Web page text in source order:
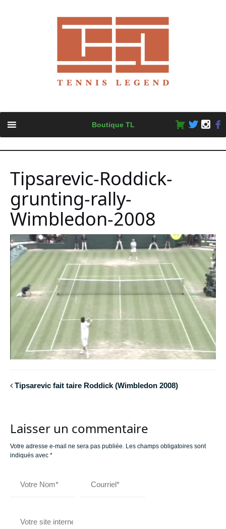
content
Boutique TL
Tipsarevic-Roddick-
grunting-rally-
Wimbledon-2008
Tipsarevic fait taire Roddick (Wimbledon 2008)
Laisser un commentaire
Votre adresse e-mail ne sera pas publiée. Les champs obligatoires sont
indiqués avec *